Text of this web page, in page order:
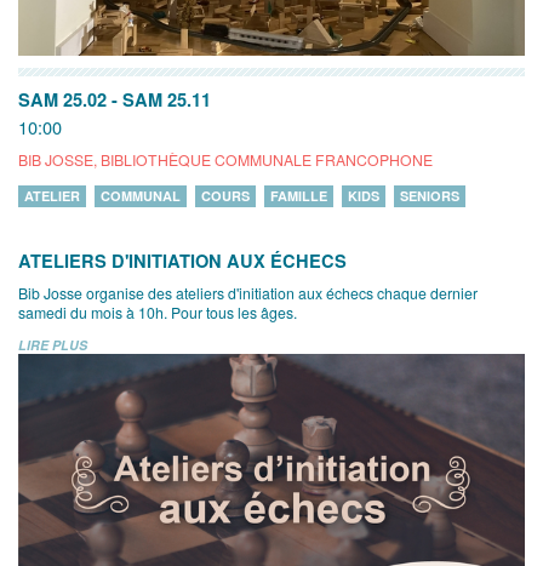
SAM 25.02 - SAM 25.11
10:00
BIB JOSSE, BIBLIOTHÈQUE COMMUNALE FRANCOPHONE
ATELIER COMMUNAL COURS FAMILLE KIDS SENIORS
ATELIERS D'INITIATION AUX ÉCHECS
Bib Josse organise des ateliers d'initiation aux échecs chaque dernier
samedi du mois à 10h. Pour tous les âges.
LIRE PLUS